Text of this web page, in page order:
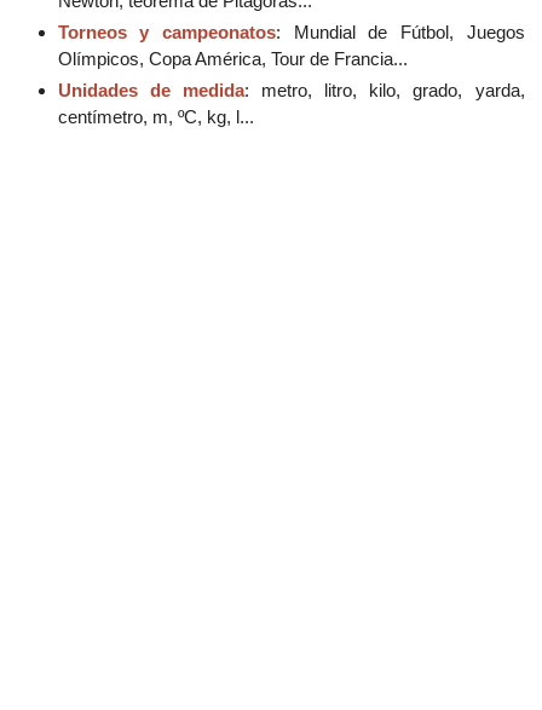
Torneos y campeonatos: Mundial de Fútbol, Juegos
Olímpicos, Copa América, Tour de Francia...
Unidades de medida: metro, litro, kilo, grado, yarda,
centímetro, m, ºC, kg, l...